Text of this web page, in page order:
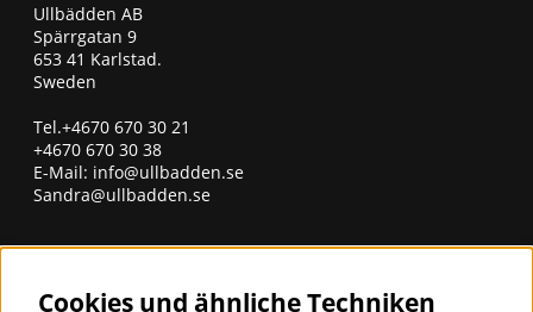
Ullbädden AB
Spärrgatan 9
653 41 Karlstad.
Sweden
Tel.+4670 670 30 21
+4670 670 30 38
E-Mail: info@ullbadden.se
Sandra@ullbadden.se
Geben Sie unten Ihre E-Mail-Adresse ein, um Neuigkeiten
Cookies und ähnliche Techniken